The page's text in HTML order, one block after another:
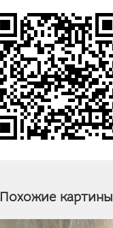
Похожие картины